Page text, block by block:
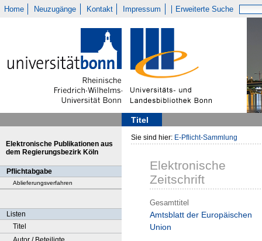
Home Neuzugänge Kontakt Impressum Erweiterte Suche
Titel
Elektronische Publikationen aus
dem Regierungsbezirk Köln
Pflichtabgabe
Ablieferungsverfahren
Listen
Titel
Sie sind hier: E-Pflicht-Sammlung
Elektronische
Zeitschrift
Gesamttitel
Amtsblatt der Europäischen
Union